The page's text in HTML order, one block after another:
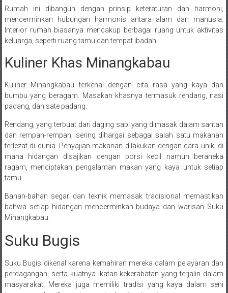
Rumah ini dibangun dengan prinsip keteraturan dan harmoni,
mencerminkan hubungan harmonis antara alam dan manusia.
Interior rumah biasanya mencakup berbagai ruang untuk aktivitas
keluarga, seperti ruang tamu dan tempat ibadah.
Kuliner Khas Minangkabau
Kuliner Minangkabau terkenal dengan cita rasa yang kaya dan
bumbu yang beragam. Masakan khasnya termasuk rendang, nasi
padang, dan sate padang.
Rendang, yang terbuat dari daging sapi yang dimasak dalam santan
dan rempah-rempah, sering dihargai sebagai salah satu makanan
terlezat di dunia. Penyajian makanan dilakukan dengan cara unik, di
mana hidangan disajikan dengan porsi kecil namun beraneka
ragam, menciptakan pengalaman makan yang kaya untuk setiap
tamu.
Bahan-bahan segar dan teknik memasak tradisional memastikan
bahwa setiap hidangan mencerminkan budaya dan warisan Suku
Minangkabau.
Suku Bugis
Suku Bugis dikenal karena kemahiran mereka dalam pelayaran dan
perdagangan, serta kuatnya ikatan kekerabatan yang terjalin dalam
masyarakat. Mereka juga memiliki tradisi yang kaya dalam seni